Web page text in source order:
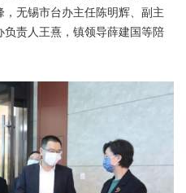
无锡市台办主任陈明辉、副主
责人王熹，镇领导薛建国等陪